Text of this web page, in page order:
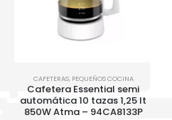
CAFETERAS, PEQUEÑOS COCINA
Cafetera Essential semi
automática 10 tazas 1,25 lt
850W Atma – 94CA8133P